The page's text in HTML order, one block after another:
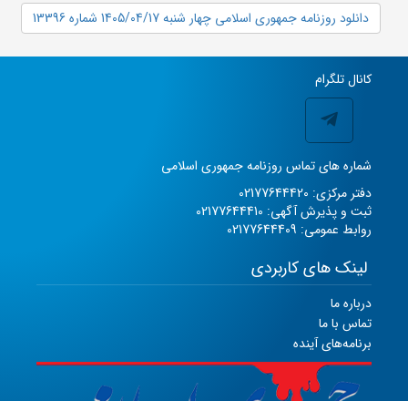
دانلود روزنامه جمهوری اسلامی چهار شنبه 1405/04/17 شماره 13396
کانال تلگرام
شماره های تماس روزنامه جمهوری اسلامی
دفتر مرکزی: 02177644420
ثبت و پذیرش آگهی: 02177644410
روابط عمومی: 02177644409
لینک های کاربردی
درباره ما
تماس با ما
برنامه‌های آینده